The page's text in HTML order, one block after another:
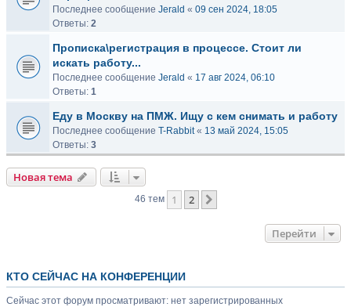
Последнее сообщение Jerald « 09 сен 2024, 18:05
Ответы: 2
Прописка\регистрация в процессе. Стоит ли
искать работу...
Последнее сообщение Jerald « 17 авг 2024, 06:10
Ответы: 1
Еду в Москву на ПМЖ. Ищу с кем снимать и работу
Последнее сообщение T-Rabbit« 13 май 2024, 15:05
Ответы: 3
Новая тема
46 тем 1 2
Перейти
КТО СЕЙЧАС НА КОНФЕРЕНЦИИ
Сейчас этот форум просматривают: нет зарегистрированных